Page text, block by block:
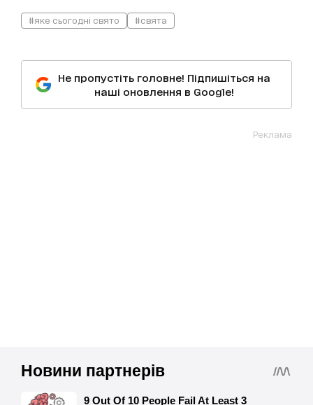
#яке сьогодні свято #свята
Не пропустіть головне! Підпишіться на
наші оновлення в Google!
Реклама